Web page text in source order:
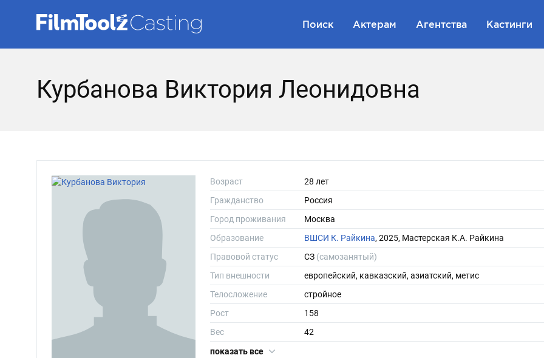
Поиск Актерам Агентства Кастинги
Курбанова Виктория Леонидовна
Возраст
28 лет
Гражданство
Россия
Город проживания
Москва
Образование
ВШСИ К. Райкина, 2025, Мастерская К.А. Райкина
Правовой статус
СЗ (самозанятый)
Тип внешности
европейский, кавказский, азиатский, метис
Телосложение
стройное
Рост
158
Вес
42
Размер одежды
показать все